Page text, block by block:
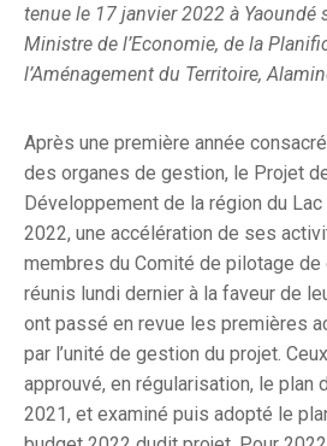
tenue le 17 janvier 2022 à Yaoundé
Ministre de l’Economie, de la
l’Aménagement du Territoire,
Après une première année
des organes de gestion, le Projet
Développement de la région du Lac
2022, une accélération de ses
membres du Comité de pilotage de
réunis lundi dernier à la faveur de
ont passé en revue les premières
par l’unité de gestion du projet.
approuvé, en régularisation, le plan
2021, et examiné puis adopté le